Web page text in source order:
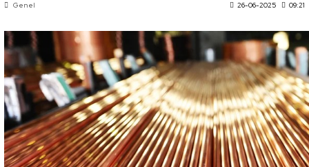
Genel 26-06-2025 09:21